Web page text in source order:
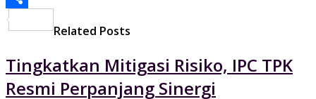
Related Posts
Tingkatkan Mitigasi Risiko, IPC TPK
Resmi Perpanjang Sinergi